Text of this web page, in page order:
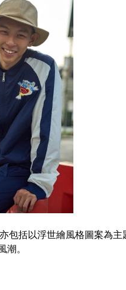
包括以浮世繪風格圖案為
潮。